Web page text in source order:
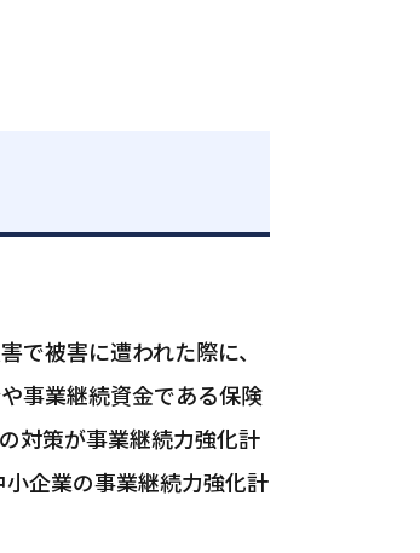
で被害に遭われた際に、
事業継続資金である保険
対策が事業継続力強化計
企業の事業継続力強化計